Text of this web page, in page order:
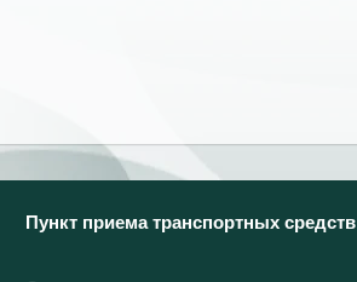
Пункт приема транспортных средств